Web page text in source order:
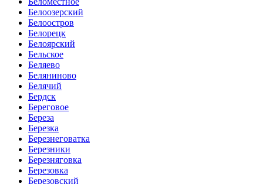
Белоозерский
Белоостров
Белорецк
Белоярский
Бельское
Беляево
Беляниново
Белячий
Бердск
Береговое
Береза
Березка
Березнеговатка
Березники
Березняговка
Березовка
Березовский